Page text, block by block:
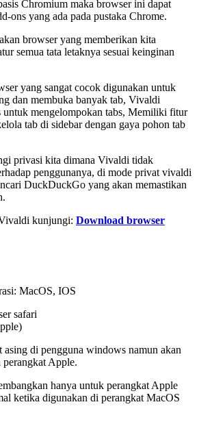
Chromium maka browser ini dapat
ons yang ada pada pustaka Chrome.
browser yang memberikan kita
semua tata letaknya sesuai keinginan
yang sangat cocok digunakan untuk
dan membuka banyak tab, Vivaldi
mengelompokan tabs, Memiliki fitur
tab di sidebar dengan gaya pohon tab
privasi kita dimana Vivaldi tidak
penggunanya, di mode privat vivaldi
DuckDuckGo yang akan memastikan
kunjungi: Download browser
MacOS, IOS
asing di pengguna windows namun akan
Apple.
hanya untuk perangkat Apple
ketika digunakan di perangkat MacOS